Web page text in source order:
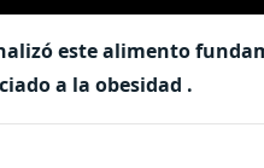
este alimento
a la obesidad .